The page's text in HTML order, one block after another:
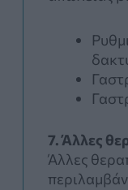
7. Άλλες
Άλλες